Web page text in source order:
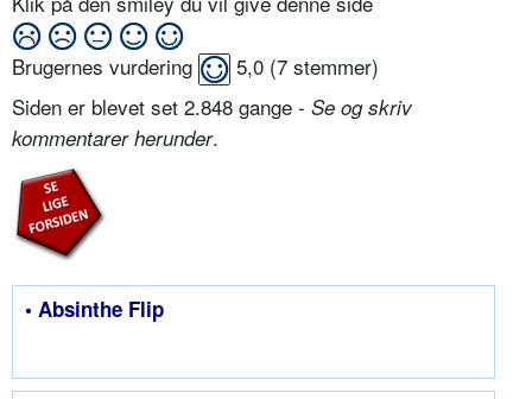
Brugernes vurdering 5,0 (7 stemmer)
Siden er blevet set 2.848 gange - Se og skriv
kommentarer herunder.
• Absinthe Flip